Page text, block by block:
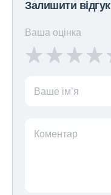
Залишити відгук
Ваша оцінка
Ваше ім’я
Коментар